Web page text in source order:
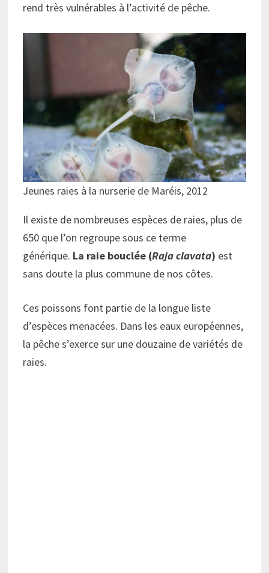
rend très vulnérables à l’activité de pêche.
Jeunes raies à la nurserie de Maréis, 2012
Il existe de nombreuses espèces de raies, plus de
650 que l’on regroupe sous ce terme
générique. La raie bouclée (Raja clavata) est
sans doute la plus commune de nos côtes.
Ces poissons font partie de la longue liste
d’espèces menacées. Dans les eaux européennes,
la pêche s’exerce sur une douzaine de variétés de
raies.